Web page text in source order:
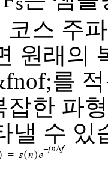
코스 주
원래의
를
잡한 파
낼 수 있